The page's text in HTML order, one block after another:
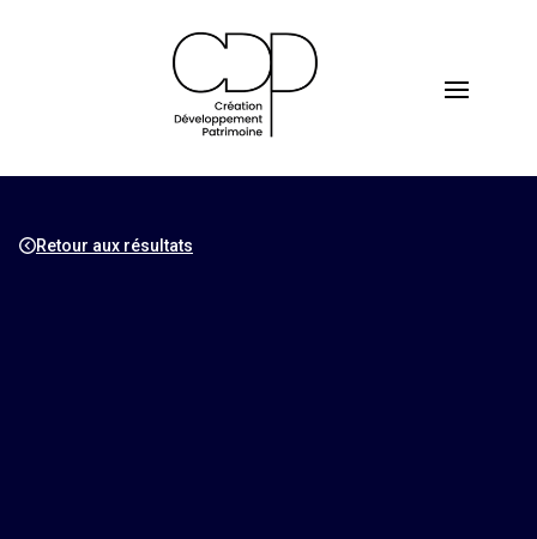
Retour aux résultats